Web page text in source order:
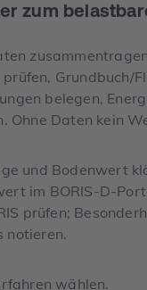
zum
Grundbuch/
belegen,
Ohne Daten kein
und Bodenwert
im BORIS-D-
prüfen;
notieren.
wählen.